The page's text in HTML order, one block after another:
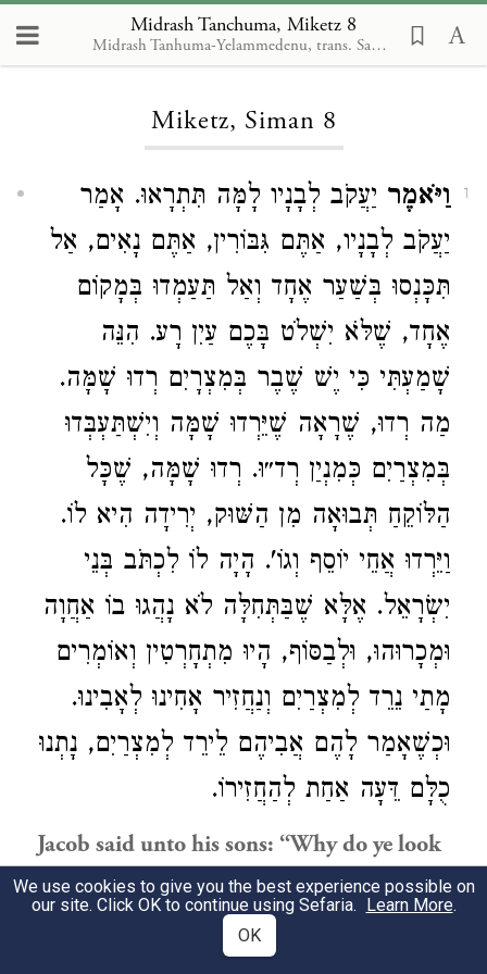
Midrash Tanchuma, Miketz 8
Midrash Tanhuma-Yelammedenu, trans. Samuel A. Berman
Loading...
Miketz, Siman 8
1 וַיֹּאמֶר יַעֲקֹב לְבָנָיו לָמָּה תִּתְרָאוּ. אָמַר
יַעֲקֹב לְבָנָיו, אַתֶּם גִּבּוֹרִין, אַתֶּם נָאִים, אַל
תִּכָּנְסוּ בְּשַׁעַר אֶחָד וְאַל תַּעַמְדוּ בְּמָקוֹם
אֶחָד, שֶׁלֹּא יִשְׁלֹט בָּכֶם עַיִן רָע. הִנֵּה
שָׁמַעְתִּי כִּי יֶשׁ שֶׁבֶר בְּמִצְרָיִם רְדוּ שָׁמָּה.
מַה רְדוּ, שֶׁרָאָה שֶׁיֵּרְדוּ שָׁמָּה וְיִשְׁתַּעְבְּדוּ
בְּמִצְרַיִם כְּמִנְיַן רְד״‎וּ. רְדוּ שָׁמָּה, שֶׁכָּל
הַלּוֹקֵחַ תְּבוּאָה מִן הַשּׁוּק, יְרִידָה הִיא לוֹ.
וַיֵּרְדוּ אֲחֵי יוֹסֵף וְגוֹ'. הָיָה לוֹ לִכְתֹּב בְּנֵי
יִשְׂרָאֵל. אֶלָּא שֶׁבַּתְּחִלָּה לֹא נָהֲגוּ בוֹ אַחֲוָה
וּמְכָרוּהוּ, וּלְבַסּוֹף, הָיוּ מִתְחָרְטִין וְאוֹמְרִים
מָתַי נֵרֵד לְמִצְרַיִם וְנַחֲזִיר אָחִינוּ לְאָבִינוּ.
וּכְשֶׁאָמַר לָהֶם אֲבִיהֶם לֵירֵד לְמִצְרַיִם, נָתְנוּ
כֻלָּם דֵּעָה אַחַת לְהַחֲזִירוֹ.
Jacob said unto his sons: “Why do ye look
one upon another?” (Gen. 42:1).Jacob told
his sons: Since you are strong and
handsome, do not enter through one gate,
We use cookies to give you the best experience possible on
our site. Click OK to continue using Sefaria. Learn More.
OK